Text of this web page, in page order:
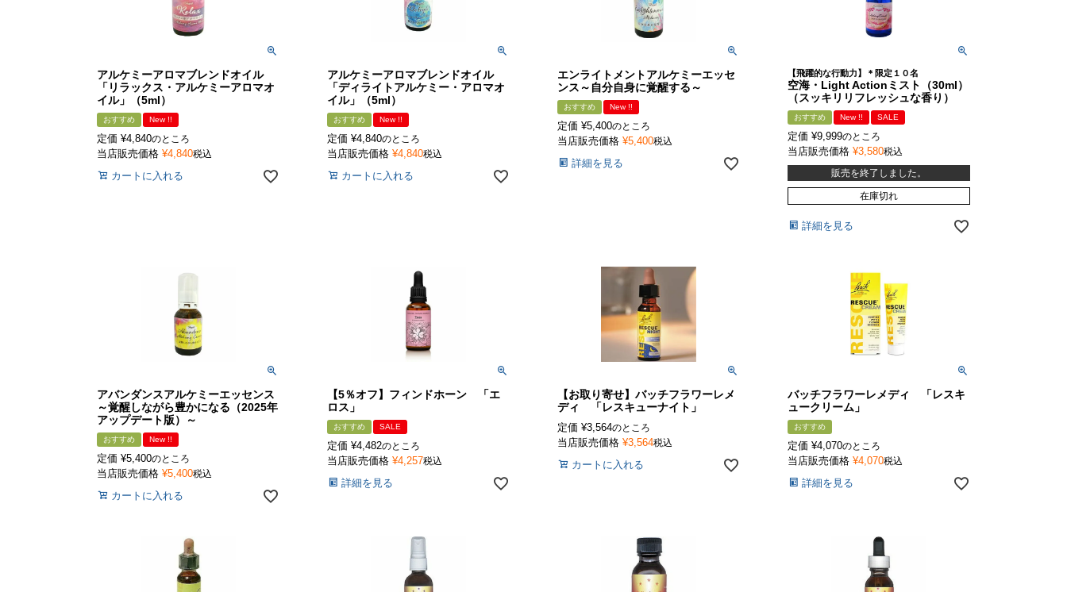
アルケミーアロマブレンドオイル
「リラックス・アルケミーアロマオ
イル」（5ml）
おすすめ New !!
定価 ¥4,840のところ
当店販売価格 ¥4,840税込
カートに入れる
アルケミーアロマブレンドオイル
「ディライトアルケミー・アロマオ
イル」（5ml）
おすすめ New !!
定価 ¥4,840のところ
当店販売価格 ¥4,840税込
カートに入れる
エンライトメントアルケミーエッセ
ンス～自分自身に覚醒する～
おすすめ New !!
定価 ¥5,400のところ
当店販売価格 ¥5,400税込
詳細を見る
【飛躍的な行動力】＊限定１０名
空海・Light Actionミスト（30ml）
（スッキリリフレッシュな香り）
おすすめ New !! SALE
定価 ¥9,999のところ
当店販売価格 ¥3,580税込
販売を終了しました。
在庫切れ
詳細を見る
アバンダンスアルケミーエッセンス
～覚醒しながら豊かになる（2025年
アップデート版）～
おすすめ New !!
定価 ¥5,400のところ
当店販売価格 ¥5,400税込
カートに入れる
【5％オフ】フィンドホーン 「エ
ロス」
おすすめ SALE
定価 ¥4,482のところ
当店販売価格 ¥4,257税込
詳細を見る
【お取り寄せ】バッチフラワーレメ
ディ 「レスキューナイト」
定価 ¥3,564のところ
当店販売価格 ¥3,564税込
カートに入れる
バッチフラワーレメディ 「レスキ
ュークリーム」
おすすめ
定価 ¥4,070のところ
当店販売価格 ¥4,070税込
詳細を見る